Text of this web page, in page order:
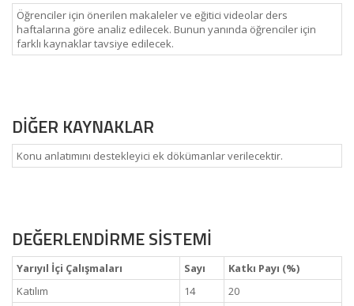
Öğrenciler için önerilen makaleler ve eğitici videolar ders
haftalarına göre analiz edilecek. Bunun yanında öğrenciler için
farklı kaynaklar tavsiye edilecek.
DİĞER KAYNAKLAR
Konu anlatımını destekleyici ek dökümanlar verilecektir.
DEĞERLENDİRME SİSTEMİ
Yarıyıl İçi Çalışmaları Sayı
Katkı Payı (%)
Katılım
14
20